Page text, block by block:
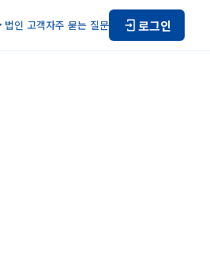
법인 고객자주 묻는 질문 로그인